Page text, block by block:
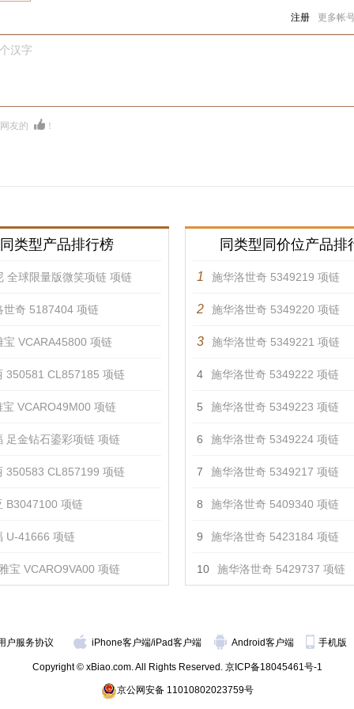
注册 更多帐
汉字
友的 ！
同类型产品排行榜
全球限量版微笑项链 项链
世奇 5187404 项链
宝 VCARA45800 项链
350581 CL857185 项链
宝 VCARO49M00 项链
足金钻石鎏彩项链 项链
350583 CL857199 项链
B3047100 项链
U-41666 项链
宝 VCARO9VA00 项链
同类型同价位产品排
1 施华洛世奇 5349219 项链
2 施华洛世奇 5349220 项链
3 施华洛世奇 5349221 项链
4 施华洛世奇 5349222 项链
5 施华洛世奇 5349223 项链
6 施华洛世奇 5349224 项链
7 施华洛世奇 5349217 项链
8 施华洛世奇 5409340 项链
9 施华洛世奇 5423184 项链
10 施华洛世奇 5429737 项链
户服务协议 iPhone客户端/iPad客户端 Android客户端 手机版
Copyright © xBiao.com. All Rights Reserved. 京ICP备18045461号-1
京公网安备 11010802023759号